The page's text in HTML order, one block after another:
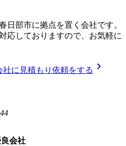
日部市に拠点を置く会社です。
応しておりますので、お気軽に
社に見積もり依頼をする chevron_right
会社